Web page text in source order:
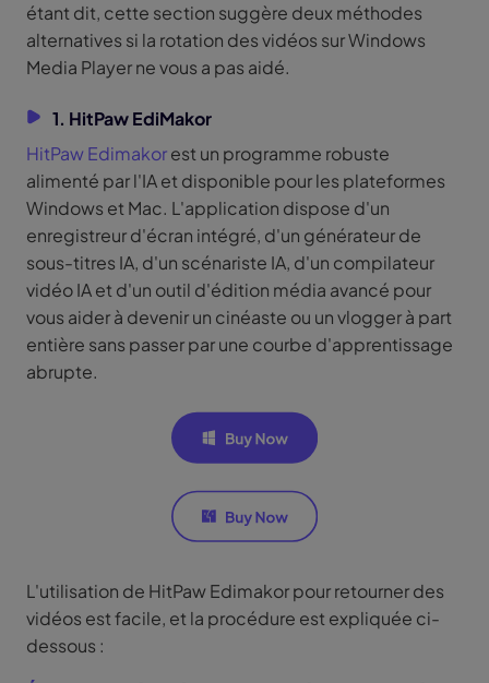
étant dit, cette section suggère deux méthodes
alternatives si la rotation des vidéos sur Windows
Media Player ne vous a pas aidé.
1. HitPaw EdiMakor
HitPaw Edimakorest un programme robuste
alimenté par l'IA et disponible pour les plateformes
Windows et Mac. L'application dispose d'un
enregistreur d'écran intégré, d'un générateur de
sous-titres IA, d'un scénariste IA, d'un compilateur
vidéo IA et d'un outil d'édition média avancé pour
vous aider à devenir un cinéaste ou un vlogger à part
entière sans passer par une courbe d'apprentissage
abrupte.
L'utilisation de HitPaw Edimakor pour retourner des
vidéos est facile, et la procédure est expliquée ci-
dessous :